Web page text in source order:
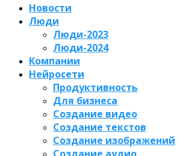
Новости
Люди
Люди-2023
Люди-2024
Компании
Нейросети
Продуктивность
Для бизнеса
Создание видео
Создание текстов
Создание изображений